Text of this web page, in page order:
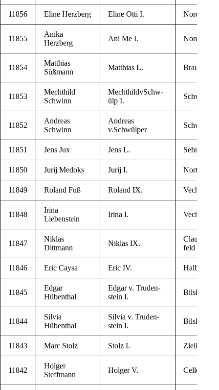
11856 Eli­ne Herzberg Eli­ne Otti I.
11855
Ani­ka
Herzberg
Ani Me I.
11854
Mat­thi­as
Süßmann
Mat­thi­as L.
11853
Mecht­hild
Schwinn
Mecht­hild­v­Schw­
ülp I.
Schw­ül­per
11852
Andre­as
Schwinn
Andre­as
v.Schwülper
Schw­ül­per
11851 Jens Jux Jens L. Sehn­de-
11850 Jurij Medoks Jurij I. Nort­heim
11849 Roland Fuß Roland IX. Vechel­de
11848
Iri­na
Liebenstein
Iri­na I. Vechta
11847
Niklas
Dittmann
Niklas IX.
Claust­hal-
feld
11846 Eric Caysa Eric IV. Hal­ber­stadt
11845
Edgar
Hübenthal
Edgar v. Tru­den­
stein I.
Bil­shau­sen
11844
Sil­via
Hübenthal
Sil­via v. Tru­den­
stein I.
Bil­shau­sen
11843 Marc Stolz Stolz I. Zie­litz
11842
Hol­ger
Steffmann
Hol­ger V. Cel­le